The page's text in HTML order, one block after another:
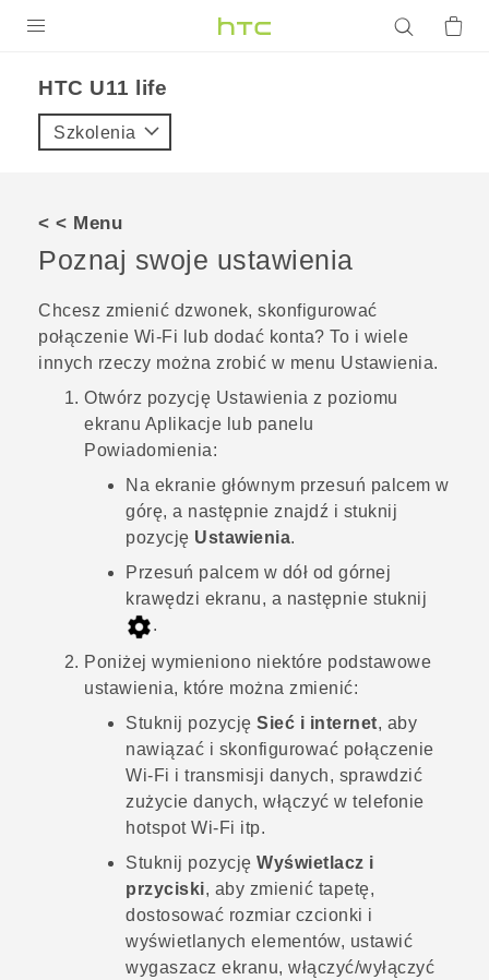
VIVE
POMOC TECHNICZNA
Urządzenia i akcesoria HTC
Zaloguj się
HTC U11 life‎
Szkolenia
< < Menu
Poznaj swoje ustawienia
Chcesz zmienić dzwonek, skonfigurować
połączenie Wi‍-Fi lub dodać konta? To i wiele
innych rzeczy można zrobić w menu Ustawienia.
Otwórz pozycję Ustawienia z poziomu
ekranu Aplikacje lub panelu
Powiadomienia:
Na ekranie głównym przesuń palcem w
górę, a następnie znajdź i stuknij
pozycję Ustawienia.
Przesuń palcem w dół od górnej
krawędzi ekranu, a następnie stuknij
.
Poniżej wymieniono niektóre podstawowe
ustawienia, które można zmienić:
Stuknij pozycję Sieć i internet, aby
nawiązać i skonfigurować połączenie
Wi-Fi i transmisji danych, sprawdzić
zużycie danych, włączyć w telefonie
hotspot Wi-Fi itp.
Stuknij pozycję Wyświetlacz i
przyciski, aby zmienić tapetę,
dostosować rozmiar czcionki i
wyświetlanych elementów, ustawić
wygaszacz ekranu, włączyć/wyłączyć